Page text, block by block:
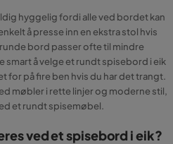
hyggelig fordi alle ved bordet kan
å presse inn en ekstra stol hvis
bord passer ofte til mindre
smart å velge et rundt spisebord i eik
for på fire ben hvis du har det trangt.
møbler i rette linjer og moderne stil,
et rundt spisemøbel.
ved et spisebord i eik?